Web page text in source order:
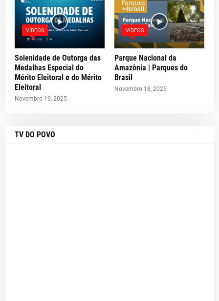
VÍDEOS
Solenidade de Outorga das
Medalhas Especial do
Mérito Eleitoral e do Mérito
Eleitoral
Novembro 19, 2025
VÍDEOS
Parque Nacional da
Amazônia | Parques do
Brasil
Novembro 18, 2025
TV DO POVO